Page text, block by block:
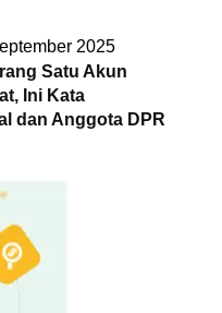
2025
Satu Akun
Ini Kata
dan Anggota DPR